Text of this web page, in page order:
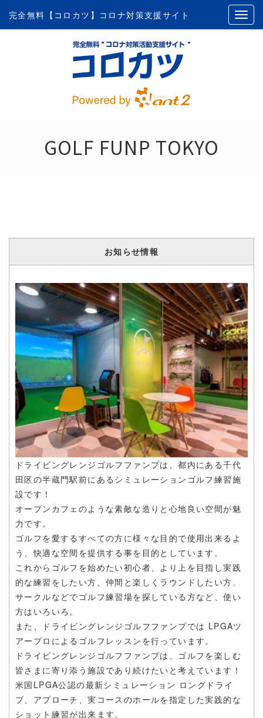
完全無料【コロカツ】コロナ対策支援サイト
GOLF FUNP TOKYO
お知らせ情報
ドライビングレンジゴルフファンプは、都内にある千代
田区の半蔵門駅前にあるシミュレーションゴルフ練習施
設です！
オープンカフェのような素敵な造りと心地良い空間が魅
力です。
ゴルフを愛するすべての方に様々な目的で使用出来るよ
う、快適な空間を提供する事を目的としています。
これからゴルフを始めたい初心者、より上を目指し実践
的な練習をしたい方、仲間と楽しくラウンドしたい方、
サークルなどでゴルフ練習場を探している方など、使い
方はいろいろ。
また、ドライビングレンジゴルフファンプでは LPGAツ
アープロによるゴルフレッスンを行っています。
ドライビングレンジゴルフファンプは、ゴルフを楽しむ
皆さまに寄り添う施設であり続けたいと考えています！
米国LPGA公認の最新シミュレーション ロングドライ
ブ、アプローチ、実コースのホールを指定した実践的な
ショット練習が出来ます。